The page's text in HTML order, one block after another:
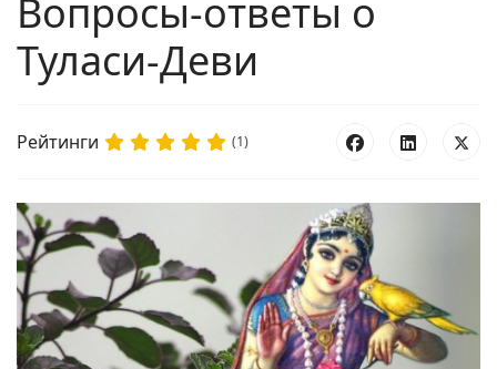
Вопросы-ответы о
Туласи-Деви
Рейтинги (1)